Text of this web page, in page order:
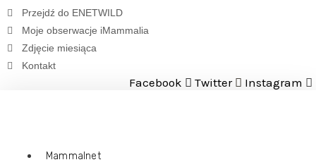
Przejdź
do
treści
Przejdź do ENETWILD
Moje obserwacje iMammalia
Zdjęcie miesiąca
Kontakt
Facebook Twitter Instagram
Mammalnet